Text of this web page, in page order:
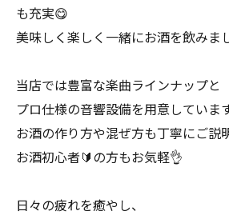
も充実😋
美味しく楽しく一緒にお酒を飲みま
当店では豊富な楽曲ラインナップと
プロ仕様の音響設備を用意しています
お酒の作り方や混ぜ方も丁寧にご説
お酒初心者🔰の方もお気軽👌
日々の疲れを癒やし、